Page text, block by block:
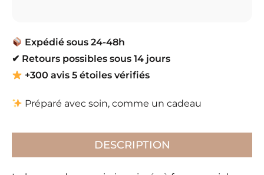
Expédié sous 24-48h
✔ Retours possibles sous 14 jours
+300 avis 5 étoiles vérifiés
Préparé avec soin, comme un cadeau
DESCRIPTION